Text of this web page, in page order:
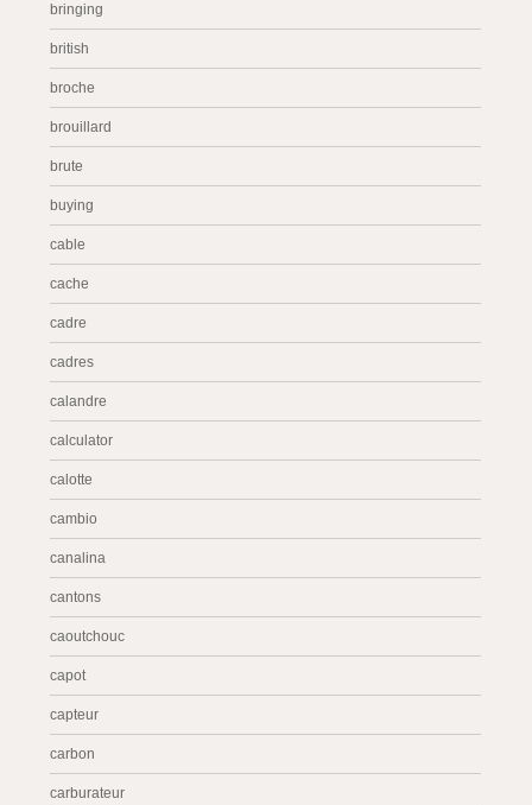
bringing
british
broche
brouillard
brute
buying
cable
cache
cadre
cadres
calandre
calculator
calotte
cambio
canalina
cantons
caoutchouc
capot
capteur
carbon
carburateur